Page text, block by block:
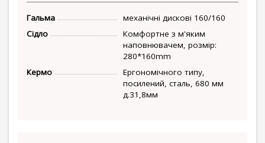
Гальма
механічні дискові 160/160
Сідло
Комфортне з м'яким
наповнювачем, розмір:
280*160mm
Кермо
Ергономічного типу,
посилений, сталь, 680 мм
д.31,8мм